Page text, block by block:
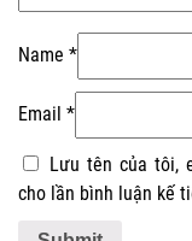
Name *
Email *
Lưu tên của tôi,
cho lần bình luận kế